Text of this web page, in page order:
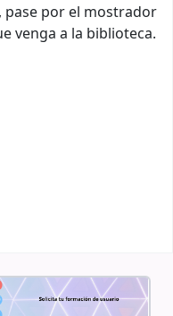
pase por el mostrador
venga a la biblioteca.